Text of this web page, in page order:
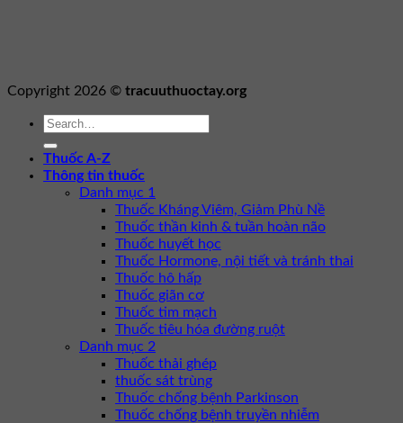
Copyright 2026 © tracuuthuoctay.org
Thuốc A-Z
Thông tin thuốc
Danh mục 1
Thuốc Kháng Viêm, Giảm Phù Nề
Thuốc thần kinh & tuần hoàn não
Thuốc huyết học
Thuốc Hormone, nội tiết và tránh thai
Thuốc hô hấp
Thuốc giãn cơ
Thuốc tim mạch
Thuốc tiêu hóa đường ruột
Danh mục 2
Thuốc thải ghép
thuốc sát trùng
Thuốc chống bệnh Parkinson
Thuốc chống bệnh truyền nhiễm